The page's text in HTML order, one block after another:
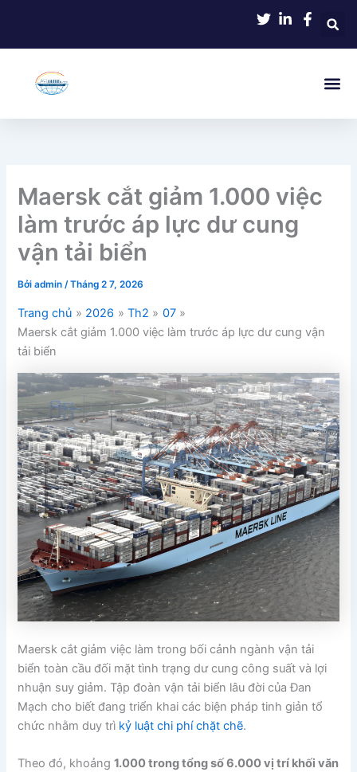
nội
Maersk cắt giảm 1.000 việc
làm trước áp lực dư cung
vận tải biển
Bởiadmin/Tháng 2 7, 2026
Trang chủ 2026 Th2
07
Maersk cắt giảm 1.000 việc làm trước áp lực dư cung vận
tải biển
Maersk cắt giảm việc làm trong bối cảnh ngành vận tải
biển toàn cầu đối mặt tình trạng dư cung công suất và lợi
nhuận suy giảm. Tập đoàn vận tải biển lâu đời của Đan
Mạch cho biết đang triển khai các biện pháp tinh giản tổ
chức nhằm duy trì kỷ luật chi phí chặt chẽ.
Theo đó, khoảng1.000 trong tổng số 6.000 vị trí khối văn